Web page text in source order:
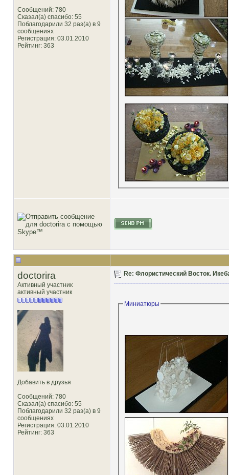
Сообщений: 780
Сказал(а) спасибо: 55
Поблагодарили 32 раз(а) в 9
сообщениях
Регистрация: 03.01.2010
Рейтинг: 363
doctorira
Активный участник
активный участник
Добавить в друзья
Сообщений: 780
Сказал(а) спасибо: 55
Поблагодарили 32 раз(а) в 9
сообщениях
Регистрация: 03.01.2010
Рейтинг: 363
Re: Флористический Восток.
Миниатюры